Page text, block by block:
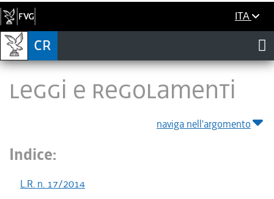
ITA
LEGGI E REGOLAMENTI
naviga nell'argomento
Indice:
L.R. n. 17/2014